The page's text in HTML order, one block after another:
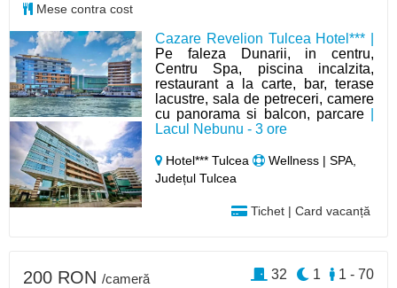
Cazare Revelion Tulcea Hotel*** |
Pe faleza Dunarii, in centru,
Centru Spa, piscina incalzita,
restaurant a la carte, bar, terase
lacustre, sala de petreceri, camere
cu panorama si balcon, parcare|
Lacul Nebunu - 3 ore
Hotel*** Tulcea
Wellness | SPA,
Județul Tulcea
Tichet | Card vacanță
Mese contra cost
200 RON /cameră 1 - 70
1
32